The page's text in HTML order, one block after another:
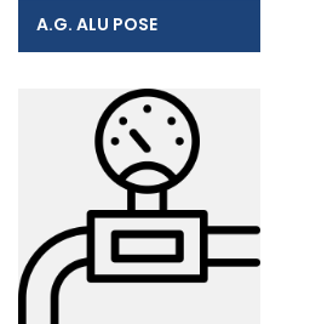
A.G. ALU POSE